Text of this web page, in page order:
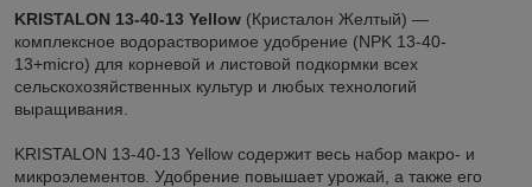
KRISTALON 13-40-13 Yellow (Кристалон Желтый) ―
комплексное водорастворимое удобрение (NPK 13-40-
13+micro) для корневой и листовой подкормки всех
сельскохозяйственных культур и любых технологий
выращивания.
KRISTALON 13-40-13 Yellow содержит весь набор макро- и
микроэлементов. Удобрение повышает урожай, а также его